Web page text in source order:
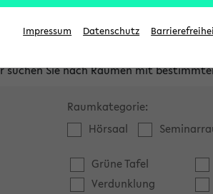
suchen Sie nach Räumen mit
Raumkategorie:
Hörsaal
Grüne Tafel
Verdunklung
Impressum Datenschutz